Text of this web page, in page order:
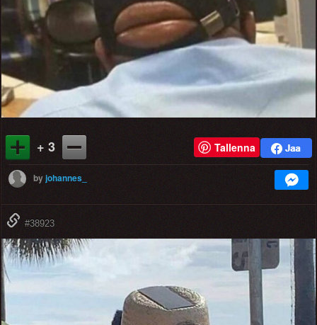
+ 3 Tallenna
byjohannes_
#38923